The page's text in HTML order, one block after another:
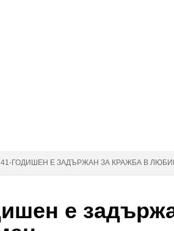
41-ГОДИШЕН Е ЗАДЪРЖАН ЗА КРАЖБА В
е